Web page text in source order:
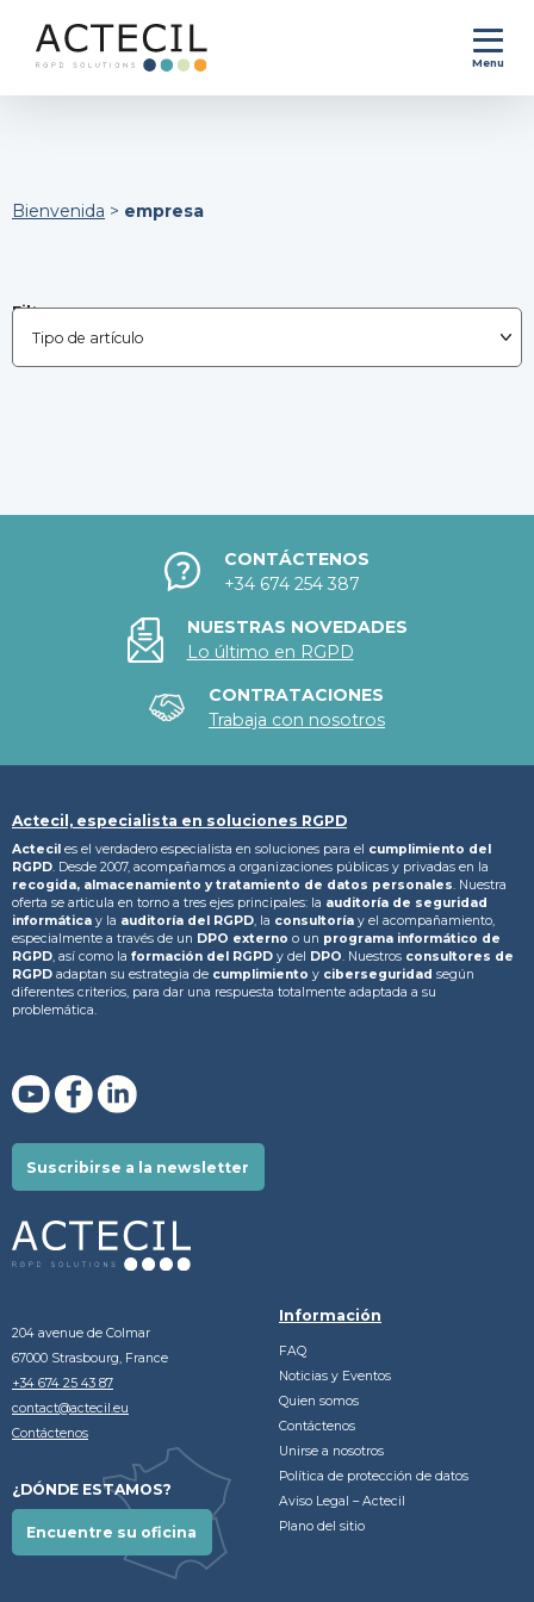
Menu
Bienvenida > empresa
Filtrar por :
CONTÁCTENOS
+34 674 254 387
NUESTRAS NOVEDADES
Lo último en RGPD
CONTRATACIONES
Trabaja con nosotros
Actecil, especialista en soluciones RGPD
Actecil es el verdadero especialista en soluciones para el cumplimiento del
RGPD. Desde 2007, acompañamos a organizaciones públicas y privadas en la
recogida, almacenamiento y tratamiento de datos personales. Nuestra
oferta se articula en torno a tres ejes principales: la auditoría de seguridad
informática y la auditoría del RGPD, la consultoría y el acompañamiento,
especialmente a través de un DPO externo o un programa informático de
RGPD, así como la formación del RGPD y del DPO. Nuestros consultores de
RGPD adaptan su estrategia de cumplimiento y ciberseguridad según
diferentes criterios, para dar una respuesta totalmente adaptada a su
problemática.
Suscribirse a la newsletter
204 avenue de Colmar
67000 Strasbourg, France
+34 674 25 43 87
contact@actecil.eu
Contáctenos
¿DÓNDE ESTAMOS?
Encuentre su oficina
Información
FAQ
Noticias y Eventos
Quien somos
Contáctenos
Unirse a nosotros
Política de protección de datos
Aviso Legal – Actecil
Plano del sitio